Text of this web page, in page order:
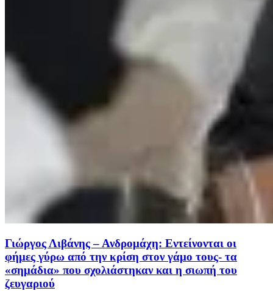
Γιώργος Λιβάνης – Ανδρομάχη: Εντείνονται οι
φήμες γύρω από την κρίση στον γάμο τους- τα
«σημάδια» που σχολιάστηκαν και η σιωπή του
ζευγαριού